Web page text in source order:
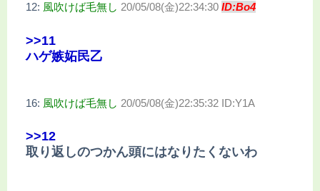
12: 風吹けば毛無し 20/05/08(金)22:34:30 ID:Bo4
>>11
ハゲ嫉妬民乙
16: 風吹けば毛無し 20/05/08(金)22:35:32 ID:Y1A
>>12
取り返しのつかん頭にはなりたくないわ